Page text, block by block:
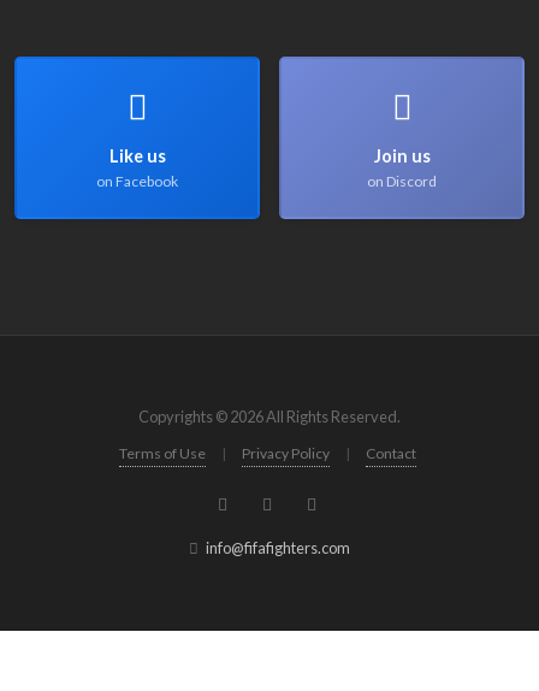
Like us
on Facebook
Join us
on Discord
Copyrights © 2026 All Rights Reserved.
Terms of Use | Privacy Policy | Contact
info@fifafighters.com